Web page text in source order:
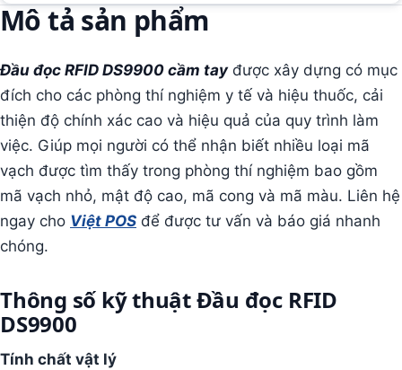
Mô tả sản phẩm
Đầu đọc RFID DS9900 cầm tayđược xây dựng có mục
đích cho các phòng thí nghiệm y tế và hiệu thuốc, cải
thiện độ chính xác cao và hiệu quả của quy trình làm
việc. Giúp mọi người có thể nhận biết nhiều loại mã
vạch được tìm thấy trong phòng thí nghiệm bao gồm
mã vạch nhỏ, mật độ cao, mã cong và mã màu. Liên hệ
ngay cho Việt POS để được tư vấn và báo giá nhanh
chóng.
Thông số kỹ thuật Đầu đọc RFID
DS9900
Tính chất vật lý